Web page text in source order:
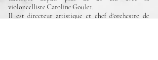
violoncelliste Caroline Goulet.
Il est directeur artistique et chef d'orchestre de